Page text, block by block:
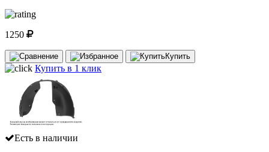
1250
Купить
Купить в 1 клик
Есть в наличии